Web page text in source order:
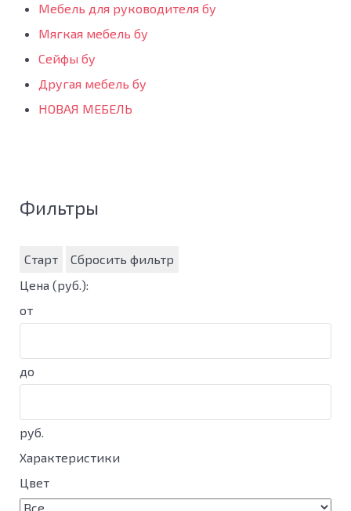
Мебель для руководителя бу
Мягкая мебель бу
Сейфы бу
Другая мебель бу
НОВАЯ МЕБЕЛЬ
Фильтры
Старт
Сбросить фильтр
Цена (руб.):
от
до
руб.
Характеристики
Цвет